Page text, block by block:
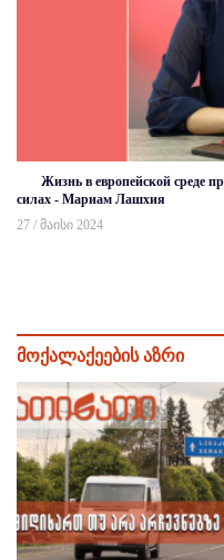
Жизнь в европейской среде
силах - Мариам Лашхия
27 / მაისი 2024
მოქალაქეების აზრი